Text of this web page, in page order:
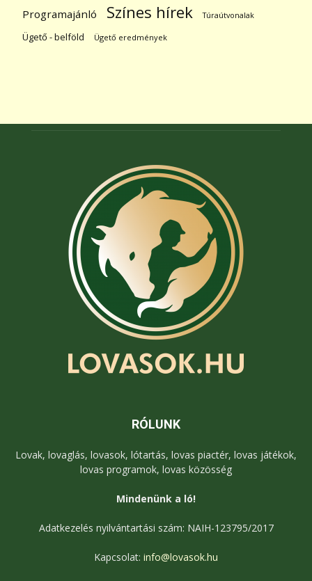
Programajánló Színes hírek Túraútvonalak
Ügető - belföld Ügető eredmények
RÓLUNK
Lovak, lovaglás, lovasok, lótartás, lovas piactér, lovas játékok,
lovas programok, lovas közösség
Mindenünk a ló!
Adatkezelés nyilvántartási szám: NAIH-123795/2017
Kapcsolat: info@lovasok.hu